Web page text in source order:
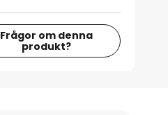
Frågor om denna
produkt?